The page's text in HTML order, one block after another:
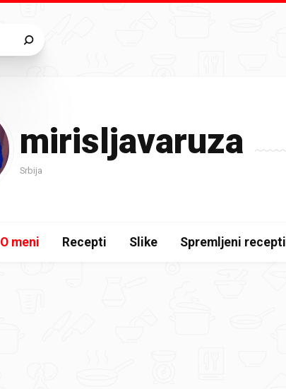
mirisljavaruza
Srbija
O meni Recepti Slike Spremljeni recepti